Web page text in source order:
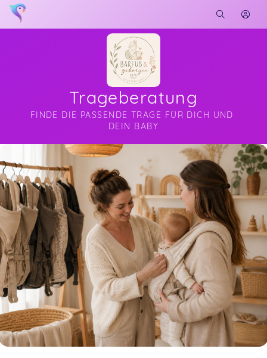
Trageberatung
FINDE DIE PASSENDE TRAGE FÜR DICH UND
DEIN BABY
Soon you will learn more about me here...